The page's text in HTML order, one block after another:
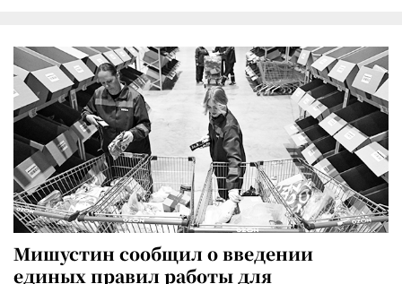
Мишустин сообщил о введении
единых правил работы для